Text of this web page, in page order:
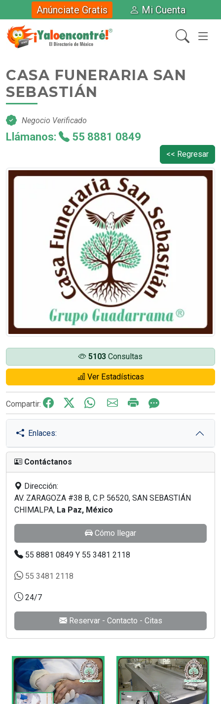
Anúnciate Gratis Mi Cuenta
CASA FUNERARIA SAN
SEBASTIÁN
Negocio Verificado
Llámanos: 55 8881 0849
<< Regresar
5103 Consultas
Ver Estadísticas
Compartir:
Enlaces:
Contáctanos
Dirección:
AV. ZARAGOZA #38 B, C.P. 56520, SAN SEBASTIÁN
CHIMALPA, La Paz, México
Cómo llegar
55 8881 0849 Y 55 3481 2118
55 3481 2118
24/7
Reservar - Contacto - Citas